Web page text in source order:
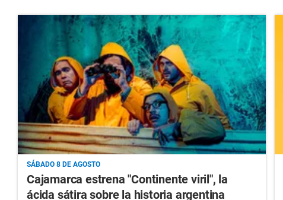
SÁBADO 8 DE AGOSTO
Cajamarca estrena "Continente viril", la
ácida sátira sobre la historia argentina